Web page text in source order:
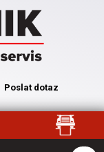
Poslat dotaz